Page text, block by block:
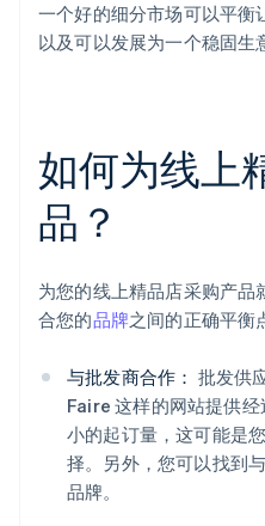
一个好的细分市场可以平衡
以及可以发展为一个稳固生
如何为线上
品？
为您的线上精品店采购产
合您的品牌之间的正确平衡
与批发商合作： 批发供
Faire 这样的网站提供
小的起订量，这可能是
择。另外，您可以找到
品牌。